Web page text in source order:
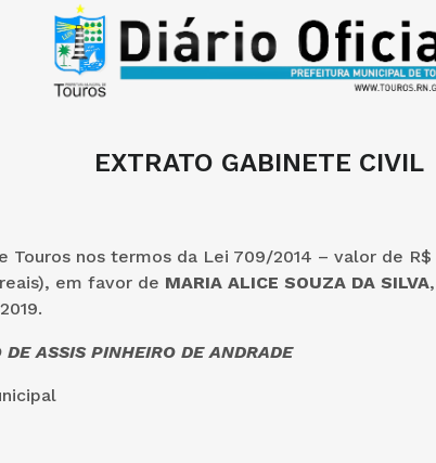
EXTRATO GABINETE CIVIL
Touros nos termos da Lei 709/2014 – valor de
em favor de MARIA ALICE SOUZA DA SILVA
DE ASSIS PINHEIRO DE ANDRADE